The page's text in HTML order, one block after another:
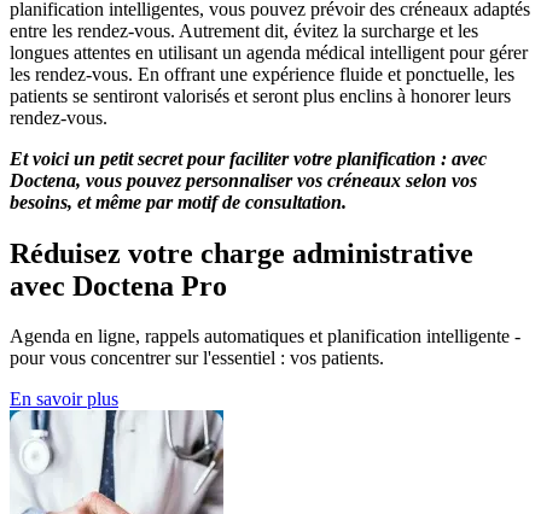
planification intelligentes, vous pouvez prévoir des créneaux adaptés
entre les rendez-vous. Autrement dit, évitez la surcharge et les
longues attentes en utilisant un agenda médical intelligent pour gérer
les rendez-vous. En offrant une expérience fluide et ponctuelle, les
patients se sentiront valorisés et seront plus enclins à honorer leurs
rendez-vous.
Et voici un petit secret pour faciliter votre planification : avec
Doctena, vous pouvez personnaliser vos créneaux selon vos
besoins, et même par motif de consultation.
Réduisez votre charge administrative
avec Doctena Pro
Agenda en ligne, rappels automatiques et planification intelligente -
pour vous concentrer sur l'essentiel : vos patients.
En savoir plus